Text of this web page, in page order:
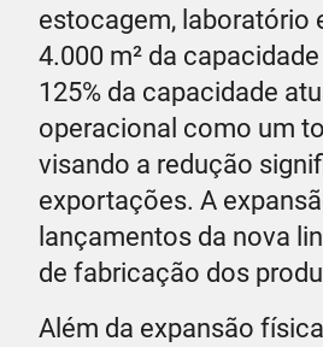
estocagem, laboratório
4.000 m² da
125% da capacidade
operacional como um
visando a redução
exportações. A
lançamentos da nova
de fabricação dos
Além da expansão